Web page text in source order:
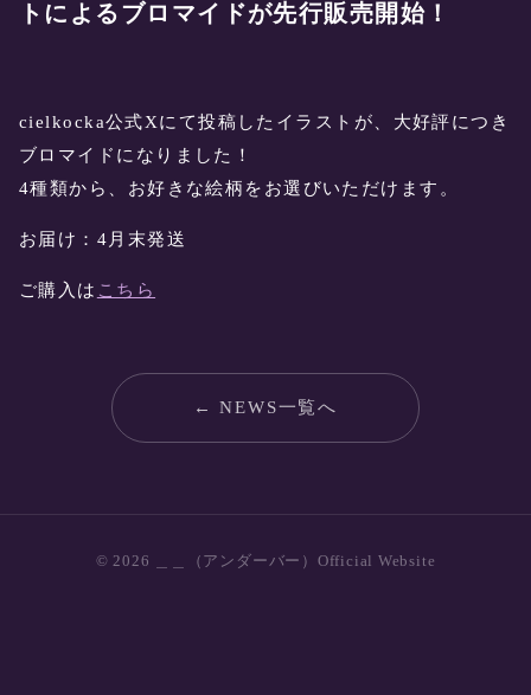
トによるブロマイドが先行販売開始！
cielkocka公式Xにて投稿したイラストが、大好評につき
ブロマイドになりました！
4種類から、お好きな絵柄をお選びいただけます。
お届け：4月末発送
ご購入は こちら
← NEWS一覧へ
© 2026 ＿＿（アンダーバー）Official Website